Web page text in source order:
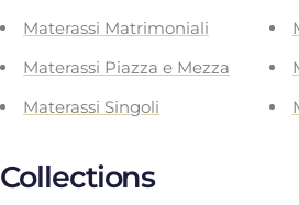
Materassi Matrimoniali
Materassi Piazza e Mezza
Materassi Singoli
Collections